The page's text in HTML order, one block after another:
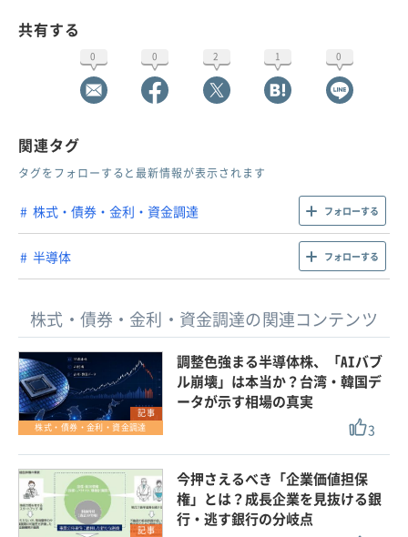
共有する
0 0 2 1 0
関連タグ
タグをフォローすると最新情報が表示されます
株式・債券・金利・資金調達 フォローする
半導体 フォローする
株式・債券・金利・資金調達の関連コンテンツ
記事
株式・債券・金利・資金調達
調整色強まる半導体株、「AIバブ
ル崩壊」は本当か？台湾・韓国デ
ータが示す相場の真実
3
記事
今押さえるべき「企業価値担保
権」とは？成長企業を見抜ける銀
行・逃す銀行の分岐点